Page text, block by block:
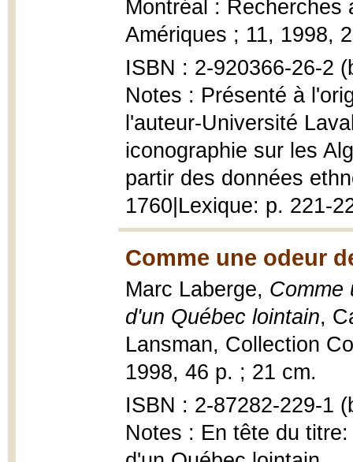
Montréal : Recherches
Amériques ; 11, 1998,
ISBN : 2-920366-26-2
Notes : Présenté à
l'auteur-Université
iconographie sur les
partir des données
1760|Lexique: p. 221-
Comme une odeur
Marc Laberge, Comme
d'un Québec lointain,
Lansman, Collection
1998, 46 p. ; 21 cm.
ISBN : 2-87282-229-1
Notes : En tête du